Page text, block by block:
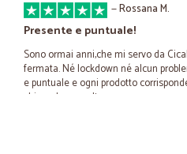
—Rossana M.
Presente e puntuale!
Sono ormai anni,che mi servo da
fermata. Né lockdown né alcun
e puntuale e ogni prodotto
chiaro da consultare.